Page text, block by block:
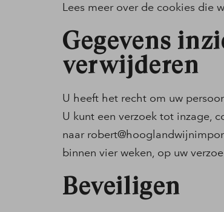
Lees meer over de cookies die
Gegevens
verwijderen
U heeft het recht om uw
U kunt een verzoek tot inzage,
naar
binnen vier weken, op uw
Beveiligen